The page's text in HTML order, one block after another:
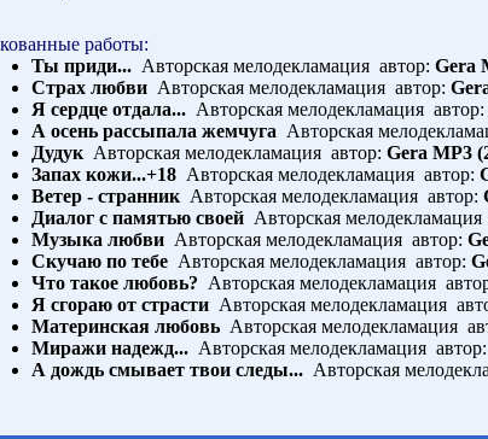
работы:
Ты приди... Авторская мелодекламация автор: Gera
Страх любви Авторская мелодекламация автор:
Я сердце отдала... Авторская мелодекламация автор:
А осень рассыпала жемчуга Авторская
Дудук Авторская мелодекламация автор: Gera MP3
Запах кожи...+18 Авторская мелодекламация автор:
Ветер - странник Авторская мелодекламация автор:
Диалог с памятью своей Авторская мелодекламация
Музыка любви Авторская мелодекламация автор:
Cкучаю по тебе Авторская мелодекламация автор:
Что такое любовь? Авторская мелодекламация
Я сгораю от страсти Авторская мелодекламация
Материнская любовь Авторская мелодекламация
Миражи надежд... Авторская мелодекламация автор:
А дождь смывает твои следы... Авторская